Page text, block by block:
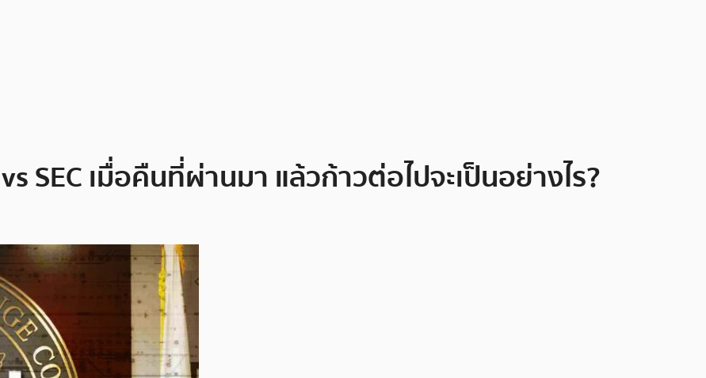
SEC เมื่อคืนที่ผ่านมา แล้วก้าวต่อไปจะเป็นอย่างไร?